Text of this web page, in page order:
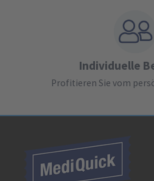
Individuelle
Profitieren Sie vom